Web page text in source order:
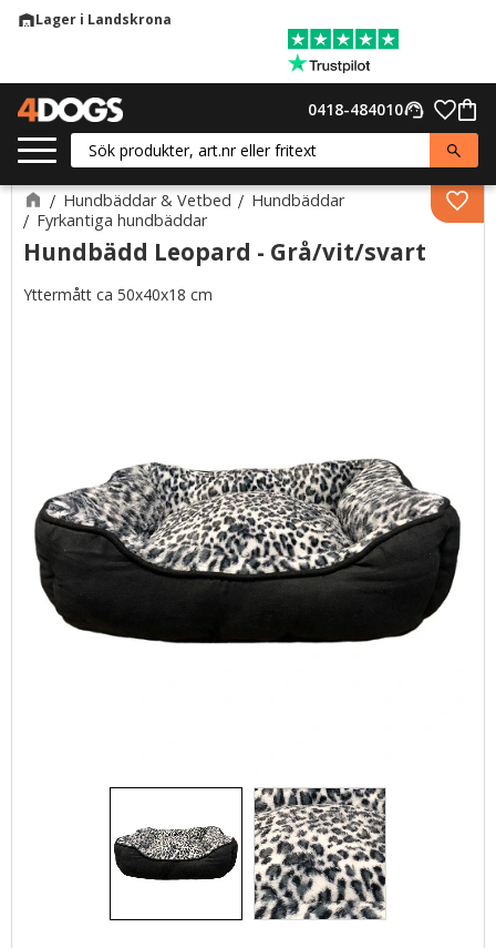
warehouseLager i Landskrona
support_agent
0418-484010
Hundbäddar & Vetbed
Hundbäddar
Fyrkantiga hundbäddar
Hundbädd Leopard - Grå/vit/svart
Yttermått ca 50x40x18 cm